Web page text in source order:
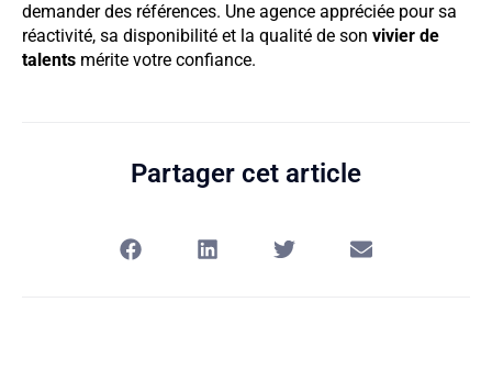
demander des références. Une agence appréciée pour sa
réactivité, sa disponibilité et la qualité de son vivier de
talents mérite votre confiance.
Partager cet article